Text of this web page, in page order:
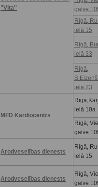
"Vita''
gatvē
Rīgā,
ielā 15
Rīgā,
ielā 33
Rīgā,
ielā 23
MFD Kardiocentrs
ielā 10a
Rīgā,
gatvē
Arodveselības dienests
Rīgā,
ielā 15
Arodveselības dienests
Rīgā,
gatvē